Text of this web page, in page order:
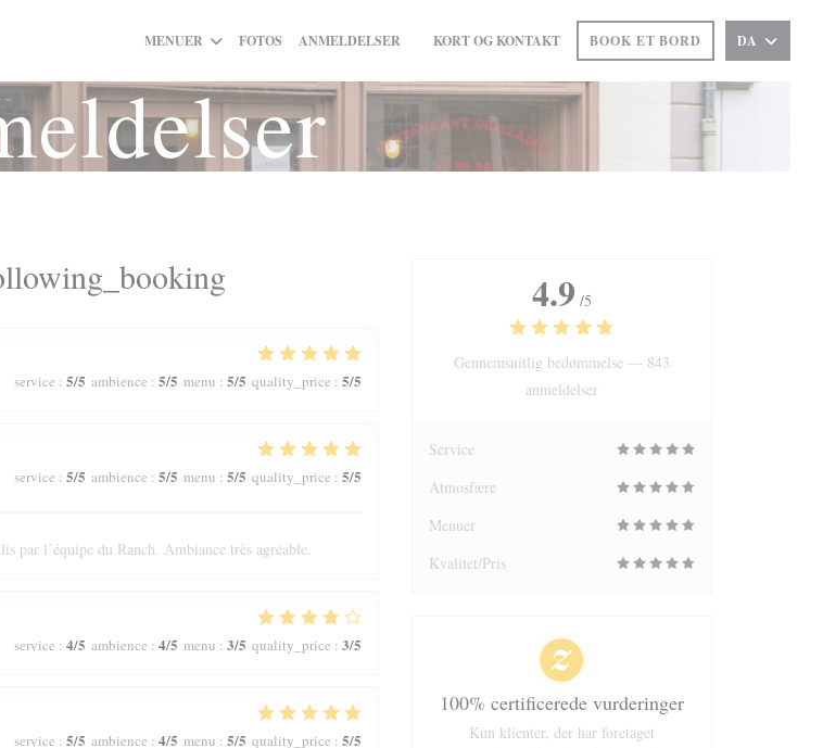
MENUER FOTOS ANMELDELSER
((ÅBNER I ET NYT VINDUE))
KORT OG KONTAKT BOOK ET BORD DA
service : 5/5 ambience : 5/5 menu : 5/5 quality_price : 5/5
service : 5/5 ambience : 5/5 menu : 5/5 quality_price : 5/5
par l’équipe du Ranch. Ambiance très agréable.
service : 4/5 ambience : 4/5 menu : 3/5 quality_price : 3/5
service : 5/5 ambience : 4/5 menu : 5/5 quality_price : 5/5
4.9 /5
Gennemsnitlig bedømmelse — 843
anmeldelser
Service
Atmosfære
Menuer
Kvalitet/Pris
100% certificerede vurderinger
Kun klienter, der har foretaget